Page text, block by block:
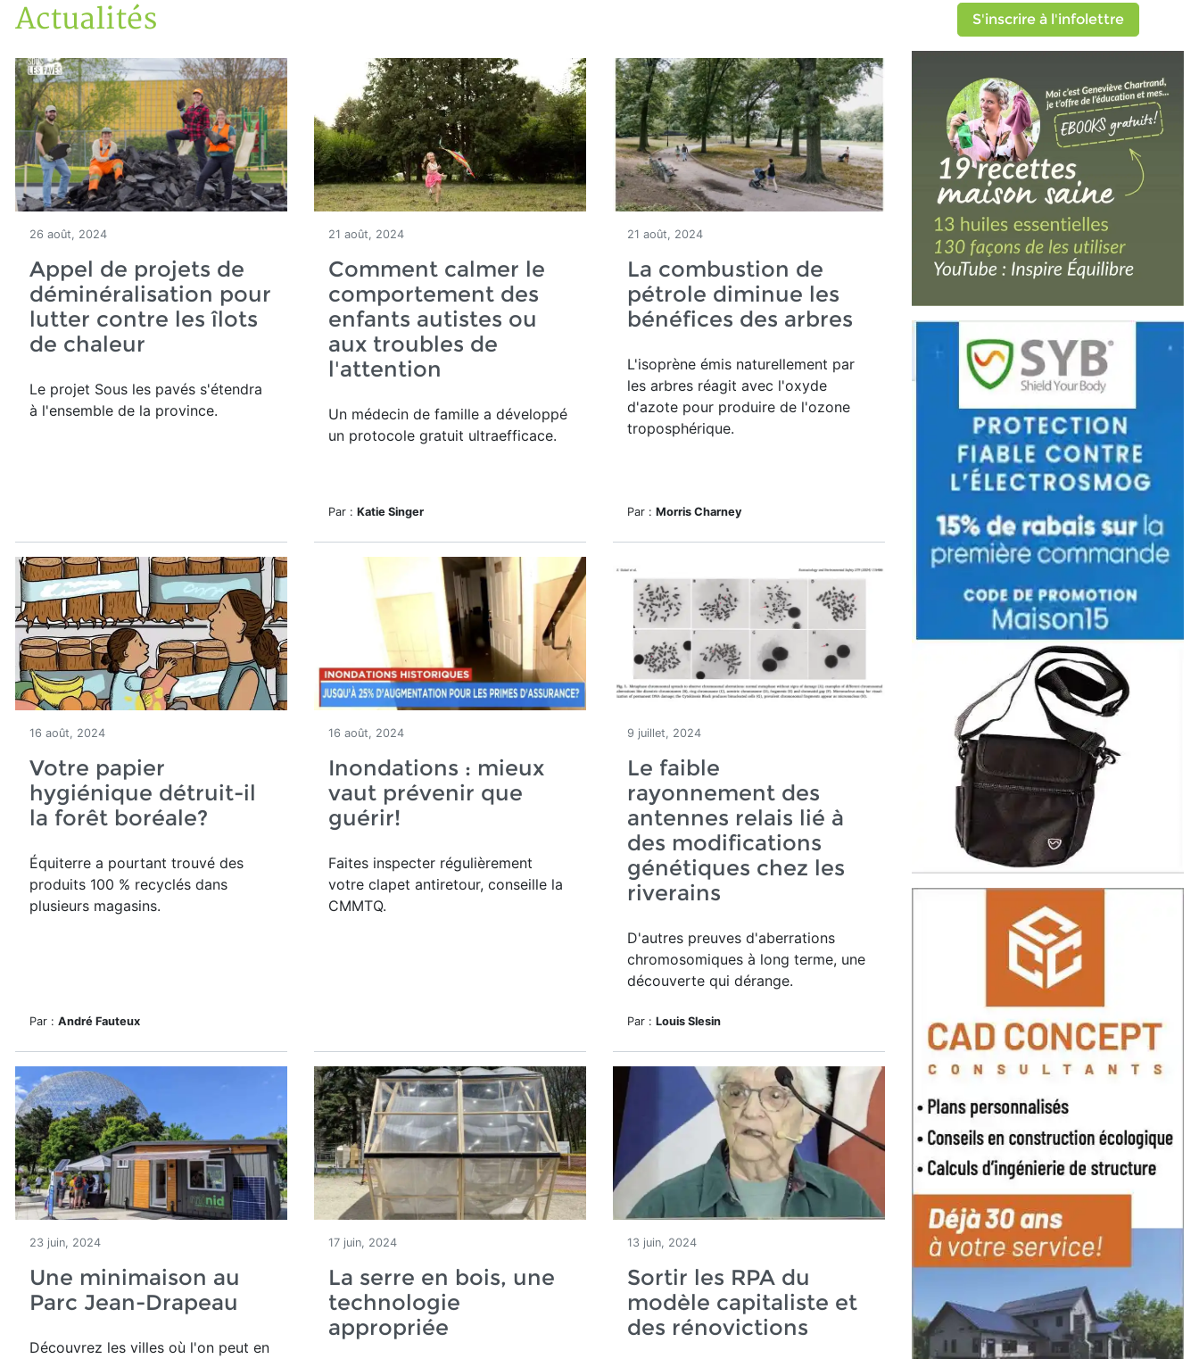
Accueil
Articles
Actualités
Actualités
26 août, 2024
Appel de projets de
déminéralisation pour
lutter contre les îlots
de chaleur
Le projet Sous les pavés s'étendra
à l'ensemble de la province.
21 août, 2024
Comment calmer le
comportement des
enfants autistes ou
aux troubles de
l'attention
Un médecin de famille a développé
un protocole gratuit ultraefficace.
Par : Katie Singer
21 août, 2024
La combustion de
pétrole diminue les
bénéfices des arbres
L'isoprène émis naturellement par
les arbres réagit avec l'oxyde
d'azote pour produire de l'ozone
troposphérique.
Par : Morris Charney
16 août, 2024
Votre papier
hygiénique détruit-il
la forêt boréale?
Équiterre a pourtant trouvé des
produits 100 % recyclés dans
plusieurs magasins.
Par : André Fauteux
16 août, 2024
Inondations : mieux
vaut prévenir que
guérir!
Faites inspecter régulièrement
votre clapet antiretour, conseille la
CMMTQ.
9 juillet, 2024
Le faible
rayonnement des
antennes relais lié à
des modifications
génétiques chez les
riverains
D'autres preuves d'aberrations
chromosomiques à long terme, une
découverte qui dérange.
Par : Louis Slesin
23 juin, 2024
Une minimaison au
Parc Jean-Drapeau
Découvrez les villes où l'on peut en
17 juin, 2024
La serre en bois, une
technologie
appropriée
13 juin, 2024
Sortir les RPA du
modèle capitaliste et
des rénovictions
S'inscrire à l'infolettre